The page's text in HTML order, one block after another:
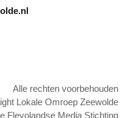
Alle rechten voorbehouden
Lokale Omroep Zeewolde
Flevolandse Media Stichting